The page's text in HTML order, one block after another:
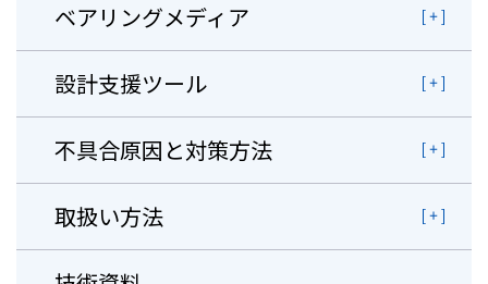
ベアリングメディア
設計支援ツール
不具合原因と対策方法
取扱い方法